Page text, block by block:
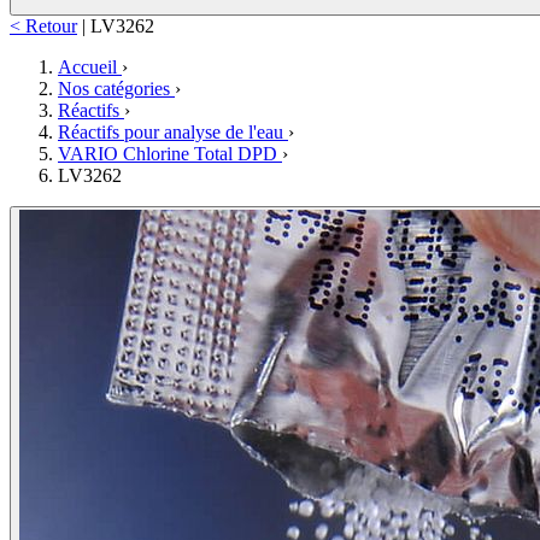
< Retour | LV3262
Accueil ›
Nos catégories ›
Réactifs ›
Réactifs pour analyse de l'eau ›
VARIO Chlorine Total DPD ›
LV3262